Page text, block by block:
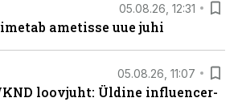
05.08.26, 12:31
ametisse uue juhi
05.08.26, 11:07
loovjuht: Üldine influencer-